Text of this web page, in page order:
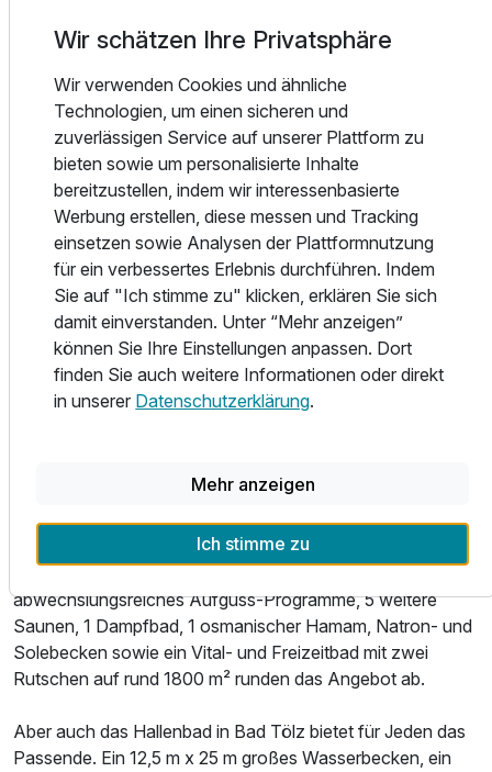
und Kaffeespezialitäten. Für den Hunger am Nachmittag
verwöhnt Sie das Restaurant-Team beispielsweise im
typisch bayrischen Biergarten mit Kaffee und Kuchen. Im
Untergeschoss des Hotels befindet sich die Hotelbar „Isar-
Lounge“ mit schöner Außenterrasse, die zum gemütlichen
Ausklang des Urlaubstages einlädt.
Wellness & Freizeit
Entspannung finden Sie in der hauseigenen Sauna und
Infrarot-Wärmekabine, sowie in der Massagepraxis und im
Kosmetikstudio. Für die kleinen Gäste gibt es ein
Spielzimmer und einen kleinen Außenspielplatz, die zum
Spielen einladen.
Gäste, die Ihren Aufenthalt hier verbringen, genießen mit
der KÖNIGSCARD-Gästekarte, sorgenfrei und kostenlos
Wohlfühltherme Kristall Therme Kochel am See. Auf rund
5400 m² warten hier Thermen-, Sauna-, und
Wellnessgenüsse auf Erholungshungrige. Eine Sauna mit
abwechslungsreiches Aufguss-Programme, 5 weitere
Saunen, 1 Dampfbad, 1 osmanischer Hamam, Natron- und
Solebecken sowie ein Vital- und Freizeitbad mit zwei
Rutschen auf rund 1800 m² runden das Angebot ab.
Aber auch das Hallenbad in Bad Tölz bietet für Jeden das
Passende. Ein 12,5 m x 25 m großes Wasserbecken, ein
Wir schätzen Ihre Privatsphäre
Wir verwenden Cookies und ähnliche
Technologien, um einen sicheren und
zuverlässigen Service auf unserer Plattform zu
bieten sowie um personalisierte Inhalte
bereitzustellen, indem wir interessenbasierte
Werbung erstellen, diese messen und Tracking
einsetzen sowie Analysen der Plattformnutzung
für ein verbessertes Erlebnis durchführen. Indem
Sie auf "Ich stimme zu" klicken, erklären Sie sich
damit einverstanden. Unter “Mehr anzeigen”
können Sie Ihre Einstellungen anpassen. Dort
finden Sie auch weitere Informationen oder direkt
in unserer Datenschutzerklärung.
Mehr anzeigen
Ich stimme zu